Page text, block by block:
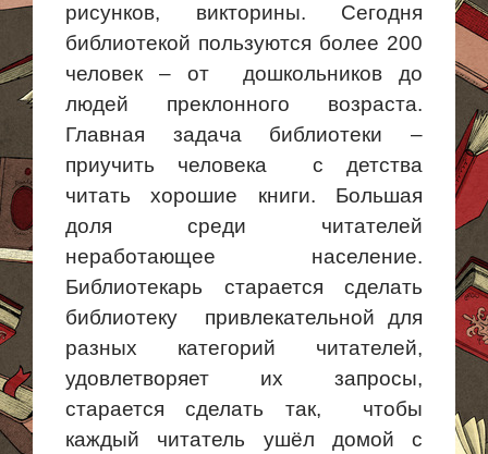
рисунков, викторины. Сегодня
библиотекой пользуются более 200
человек –от дошкольниковдо
людей преклонного возраста.
Главная задача библиотеки –
приучить человека с детства
читать хорошие книги. Большая
доля среди читателей
неработающее население.
Библиотекарь старается сделать
библиотеку привлекательной для
разных категорий читателей,
удовлетворяет их запросы,
старается сделать так, чтобы
каждый читатель ушёл домой с